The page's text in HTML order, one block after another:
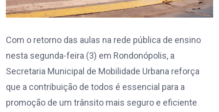
Com o retorno das aulas na rede pública de ensino
nesta segunda-feira (3) em Rondonópolis, a
Secretaria Municipal de Mobilidade Urbana reforça
que a contribuição de todos é essencial para a
promoção de um trânsito mais seguro e eficiente